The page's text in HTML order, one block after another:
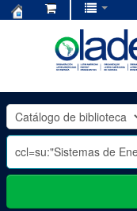
OLADE
-